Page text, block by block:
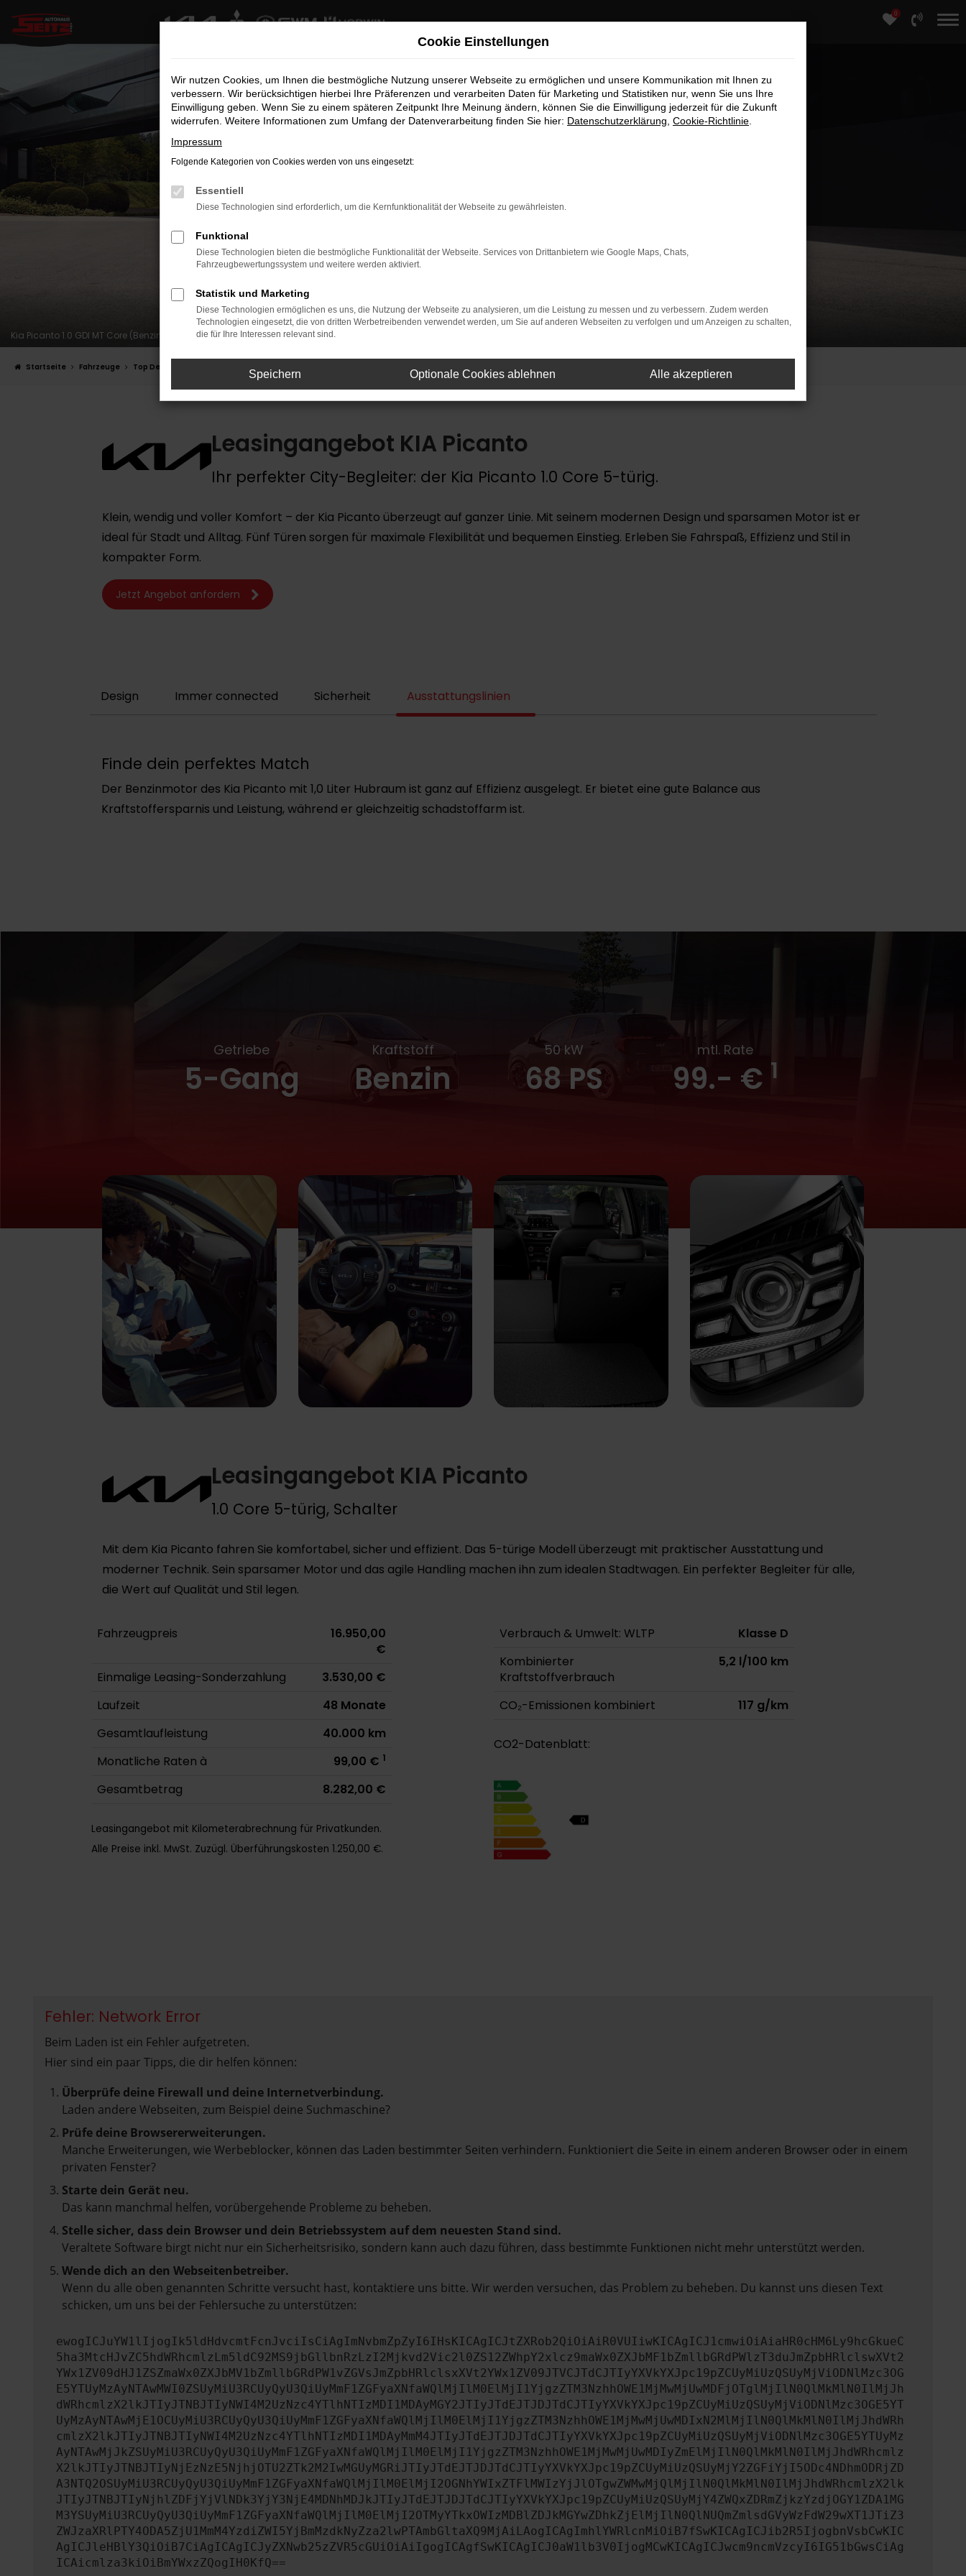
Zum
Hauptinhalt
0
Kia Picanto 1.0 GDI MT Core (Benzin/Manuell); 50 kW (68 PS): Kraftstoffverbrauch kombiniert 5,2 l/100 km; CO₂-Emissionen kombiniert 117 g/km. CO₂-Klasse D.
Startseite Fahrzeuge Top Deals
Leasingangebot KIA Picanto
Ihr perfekter City-Begleiter: der Kia Picanto 1.0 Core 5-türig.
Klein, wendig und voller Komfort – der Kia Picanto überzeugt auf ganzer Linie. Mit seinem modernen Design und sparsamen Motor ist er
ideal für Stadt und Alltag. Fünf Türen sorgen für maximale Flexibilität und bequemen Einstieg. Erleben Sie Fahrspaß, Effizienz und Stil in
kompakter Form.
Jetzt Angebot anfordern
Design Immer connected Sicherheit Ausstattungslinien
Finde dein perfektes Match
Der Benzinmotor des Kia Picanto mit 1,0 Liter Hubraum ist ganz auf Effizienz ausgelegt. Er bietet eine gute Balance aus
Kraftstoffersparnis und Leistung, während er gleichzeitig schadstoffarm ist.
Getriebe
5-Gang
Kraftstoff
Benzin
50 kW
68 PS
mtl. Rate
99.- € 1
Leasingangebot KIA Picanto
1.0 Core 5-türig, Schalter
Mit dem Kia Picanto fahren Sie komfortabel, sicher und effizient. Das 5-türige Modell überzeugt mit praktischer Ausstattung und
moderner Technik. Sein sparsamer Motor und das agile Handling machen ihn zum idealen Stadtwagen. Ein perfekter Begleiter für alle,
die Wert auf Qualität und Stil legen.
Fahrzeugpreis
16.950,00
€
Einmalige Leasing-Sonderzahlung
3.530,00 €
Laufzeit
48 Monate
Gesamtlaufleistung
40.000 km
Monatliche Raten à
99,00 € 1
Gesamtbetrag 8.282,00 €
Leasingangebot mit Kilometerabrechnung für Privatkunden.
Alle Preise inkl. MwSt. Zuzügl. Überführungskosten 1.250,00 €.
Verbrauch & Umwelt: WLTP
Klasse D
Kombinierter
Kraftstoffverbrauch
5,2 l/100 km
CO₂-Emissionen kombiniert 117 g/km
CO2-Datenblatt:
Fehler: Network Error
Beim Laden ist ein Fehler aufgetreten.
Hier sind ein paar Tipps, die dir helfen können:
Überprüfe deine Firewall und deine Internetverbindung.
Laden andere Webseiten, zum Beispiel deine Suchmaschine?
Prüfe deine Browsererweiterungen.
Manche Erweiterungen, wie Werbeblocker, können das Laden bestimmter Seiten verhindern. Funktioniert die Seite in einem anderen Browser oder in einem
privaten Fenster?
Starte dein Gerät neu.
Das kann manchmal helfen, vorübergehende Probleme zu beheben.
Stelle sicher, dass dein Browser und dein Betriebssystem auf dem neuesten Stand sind.
Veraltete Software birgt nicht nur ein Sicherheitsrisiko, sondern kann auch dazu führen, dass bestimmte Funktionen nicht mehr unterstützt werden.
Wende dich an den Webseitenbetreiber.
Wenn du alle oben genannten Schritte versucht hast, kontaktiere uns bitte. Wir werden versuchen, das Problem zu beheben. Du kannst uns diesen Text
schicken, um uns bei der Fehlersuche zu unterstützen:
ewogICJuYW1lIjogIk5ldHdvcmtFcnJvciIsCiAgImNvbmZpZyI6IHsKICAgICJtZXRob2QiOiAiR0VUIiwKICAgICJ1cmwiOiAiaHR0cHM6Ly9hcGkueC
5ha3MtcHJvZC5hdWRhcmlzLm5ldC92MS9jbGllbnRzLzI2Mjkvd2Vic2l0ZS12ZWhpY2xlcz9maWx0ZXJbMF1bZmllbGRdPWlzT3duJmZpbHRlclswXVt2
YWx1ZV09dHJ1ZSZmaWx0ZXJbMV1bZmllbGRdPW1vZGVsJmZpbHRlclsxXVt2YWx1ZV09JTVCJTdCJTIyYXVkYXJpc19pZCUyMiUzQSUyMjViODNlMzc3OG
E5YTUyMzAyNTAwMWI0ZSUyMiU3RCUyQyU3QiUyMmF1ZGFyaXNfaWQlMjIlM0ElMjI1YjgzZTM3NzhhOWE1MjMwMjUwMDFjOTglMjIlN0QlMkMlN0IlMjJh
dWRhcmlzX2lkJTIyJTNBJTIyNWI4M2UzNzc4YTlhNTIzMDI1MDAyMGY2JTIyJTdEJTJDJTdCJTIyYXVkYXJpc19pZCUyMiUzQSUyMjViODNlMzc3OGE5YT
UyMzAyNTAwMjE1OCUyMiU3RCUyQyU3QiUyMmF1ZGFyaXNfaWQlMjIlM0ElMjI1YjgzZTM3NzhhOWE1MjMwMjUwMDIxN2MlMjIlN0QlMkMlN0IlMjJhdWRh
cmlzX2lkJTIyJTNBJTIyNWI4M2UzNzc4YTlhNTIzMDI1MDAyMmM4JTIyJTdEJTJDJTdCJTIyYXVkYXJpc19pZCUyMiUzQSUyMjViODNlMzc3OGE5YTUyMz
AyNTAwMjJkZSUyMiU3RCUyQyU3QiUyMmF1ZGFyaXNfaWQlMjIlM0ElMjI1YjgzZTM3NzhhOWE1MjMwMjUwMDIyZmElMjIlN0QlMkMlN0IlMjJhdWRhcmlz
X2lkJTIyJTNBJTIyNjEzNzE5NjhjOTU2ZTk2M2IwMGUyMGRiJTIyJTdEJTJDJTdCJTIyYXVkYXJpc19pZCUyMiUzQSUyMjY2ZGFiYjI5ODc4NDhmODRjZD
A3NTQ2OSUyMiU3RCUyQyU3QiUyMmF1ZGFyaXNfaWQlMjIlM0ElMjI2OGNhYWIxZTFlMWIzYjJlOTgwZWMwMjQlMjIlN0QlMkMlN0IlMjJhdWRhcmlzX2lk
JTIyJTNBJTIyNjhlZDFjYjVlNDk3YjY3NjE4MDNhMDJkJTIyJTdEJTJDJTdCJTIyYXVkYXJpc19pZCUyMiUzQSUyMjY4ZWQxZDRmZjkzYzdjOGY1ZDA1MG
M3YSUyMiU3RCUyQyU3QiUyMmF1ZGFyaXNfaWQlMjIlM0ElMjI2OTMyYTkxOWIzMDBlZDJkMGYwZDhkZjElMjIlN0QlNUQmZmlsdGVyWzFdW29wXT1JTiZ3
ZWJzaXRlPTY4ODA5ZjU1MmM4YzdiZWI5YjBmMzdkNyZza2lwPTAmbGltaXQ9MjAiLAogICAgImhlYWRlcnMiOiB7fSwKICAgICJib2R5IjogbnVsbCwKIC
AgICJleHBlY3QiOiB7CiAgICAgICJyZXNwb25zZVR5cGUiOiAiIgogICAgfSwKICAgICJ0aW1lb3V0IjogMCwKICAgICJwcm9ncmVzcyI6IG51bGwsCiAg
ICAicmlza3kiOiBmYWxzZQogIH0KfQ==
Cookie Einstellungen
Wir nutzen Cookies, um Ihnen die bestmögliche Nutzung unserer Webseite zu ermöglichen und unsere Kommunikation mit Ihnen zu
verbessern. Wir berücksichtigen hierbei Ihre Präferenzen und verarbeiten Daten für Marketing und Statistiken nur, wenn Sie uns Ihre
Einwilligung geben. Wenn Sie zu einem späteren Zeitpunkt Ihre Meinung ändern, können Sie die Einwilligung jederzeit für die Zukunft
widerrufen. Weitere Informationen zum Umfang der Datenverarbeitung finden Sie hier: Datenschutzerklärung Cookie-Richtlinie
Impressum
Folgende Kategorien von Cookies werden von uns eingesetzt:
Essentiell
Diese Technologien sind erforderlich, um die Kernfunktionalität der Webseite zu gewährleisten.
Funktional
Diese Technologien bieten die bestmögliche Funktionalität der Webseite. Services von Drittanbietern wie Google Maps, Chats,
Fahrzeugbewertungssystem und weitere werden aktiviert.
Statistik und Marketing
Diese Technologien ermöglichen es uns, die Nutzung der Webseite zu analysieren, um die Leistung zu messen und zu verbessern. Zudem werden
Technologien eingesetzt, die von dritten Werbetreibenden verwendet werden, um Sie auf anderen Webseiten zu verfolgen und um Anzeigen zu schalten,
die für Ihre Interessen relevant sind.
Speichern Optionale Cookies ablehnen Alle akzeptieren